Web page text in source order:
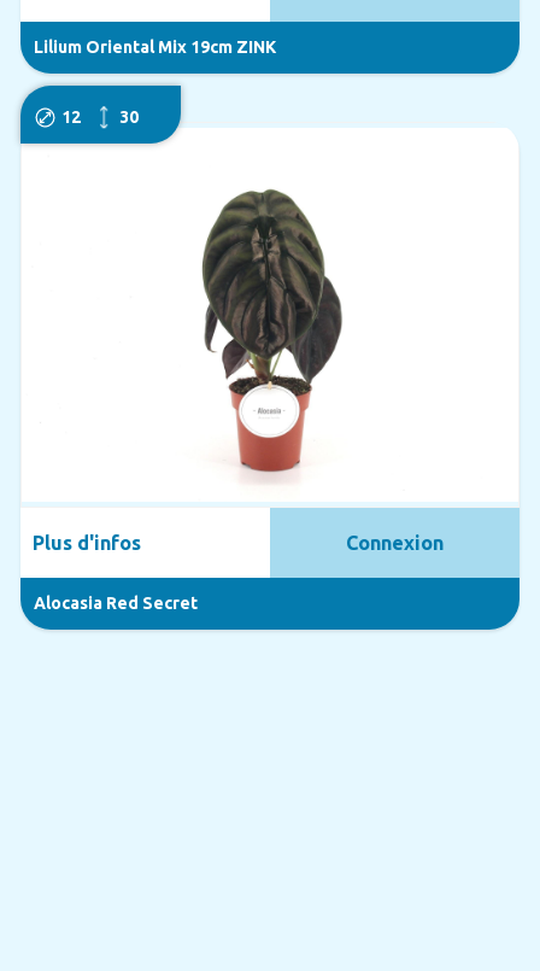
Lilium Oriental Mix 19cm ZINK
12 30
Alocasia Red Secret
Plus d'infos Connexion